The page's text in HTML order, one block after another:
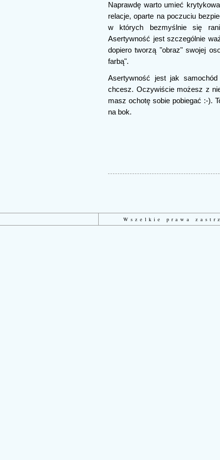
Naprawdę warto umieć
relacje, oparte na poczuciu
w których bezmyślnie się
Asertywność jest szczególnie
dopiero tworzą "obraz" swojej
farbą".
Asertywność jest jak
chcesz. Oczywiście możesz z
masz ochotę sobie pobiegać :-).
na bok.
Wszelkie prawa